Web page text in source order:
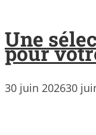
Une
pour
30 juin 202630